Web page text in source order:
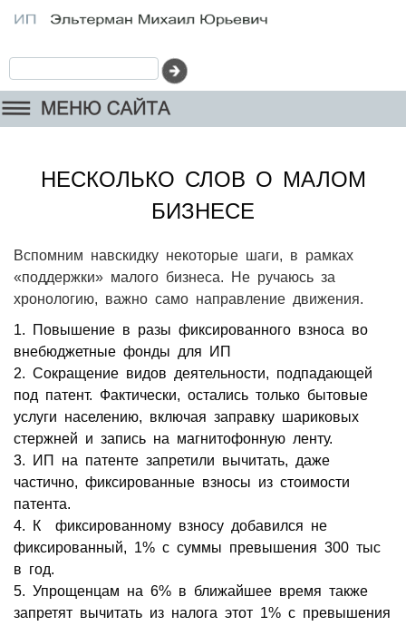
НЕСКОЛЬКО СЛОВ О МАЛОМ
БИЗНЕСЕ
Вспомним навскидку некоторые шаги, в рамках
«поддержки» малого бизнеса. Не ручаюсь за
хронологию, важно само направление движения.
1. Повышение в разы фиксированного взноса во
внебюджетные фонды для ИП
2. Сокращение видов деятельности, подпадающей
под патент. Фактически, остались только бытовые
услуги населению, включая заправку шариковых
стержней и запись на магнитофонную ленту.
3. ИП на патенте запретили вычитать, даже
частично, фиксированные взносы из стоимости
патента.
4. К фиксированному взносу добавился не
фиксированный, 1% с суммы превышения 300 тыс
в год.
5. Упрощенцам на 6% в ближайшее время также
запретят вычитать из налога этот 1% с превышения